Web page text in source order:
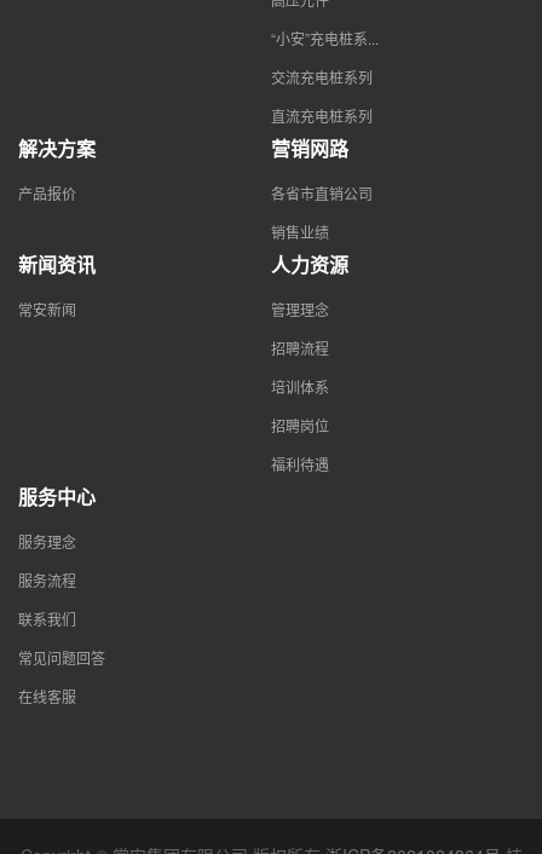
“小安”充电桩系...
交流充电桩系列
直流充电桩系列
解决方案
产品报价
营销网路
各省市直销公司
销售业绩
新闻资讯
常安新闻
人力资源
管理理念
招聘流程
培训体系
招聘岗位
福利待遇
服务中心
服务理念
服务流程
联系我们
常见问题回答
在线客服